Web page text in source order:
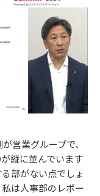
営業グループで、
縦に並んでいます
部がない点でしょ
は人事部のレポー